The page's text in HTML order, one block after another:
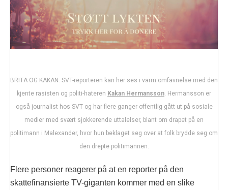
BRITA OG KAKAN: SVT-reporteren kan her ses i varm omfavnelse med den
kjente rasisten og politi-hateren Kakan Hermansson . Hermansson er
også journalist hos SVT og har flere ganger offentlig gått ut på sosiale
medier med svært sjokkerende uttalelser, blant om drapet på en
politimann i Malexander, hvor hun beklaget seg over at folk brydde seg om
den drepte politimannen.
Flere personer reagerer på at en reporter på den
skattefinansierte TV-giganten kommer med en slike